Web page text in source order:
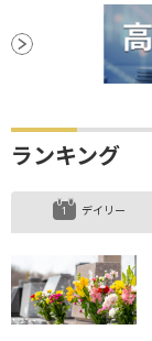
ランキング
デイリー